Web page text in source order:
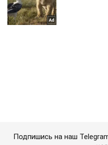
Важное